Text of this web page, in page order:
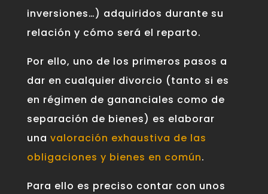
inversiones…) adquiridos durante su
relación y cómo será el reparto.
Por ello, uno de los primeros pasos a
dar en cualquier divorcio (tanto si es
en régimen de gananciales como de
separación de bienes) es elaborar
una valoración exhaustiva de las
obligaciones y bienes en común.
Para ello es preciso contar con unos